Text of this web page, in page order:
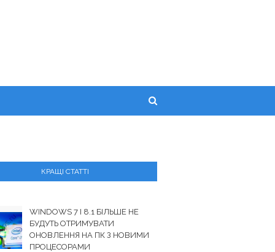
КРАЩІ СТАТТІ
WINDOWS 7 І 8.1 БІЛЬШЕ НЕ
БУДУТЬ ОТРИМУВАТИ
ОНОВЛЕННЯ НА ПК З НОВИМИ
ПРОЦЕСОРАМИ